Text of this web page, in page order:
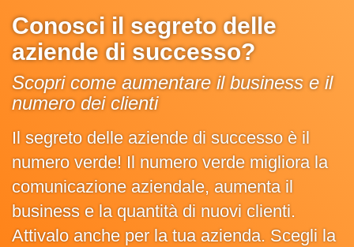
Conosci il segreto delle
aziende di successo?
Scopri come aumentare il business e il
numero dei clienti
Il segreto delle aziende di successo è il
numero verde! Il numero verde migliora la
comunicazione aziendale, aumenta il
business e la quantità di nuovi clienti.
Attivalo anche per la tua azienda. Scegli la